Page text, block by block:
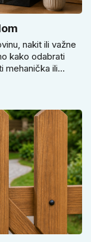
nakit ili važne
kako odabrati
mehanička ili
za odabir